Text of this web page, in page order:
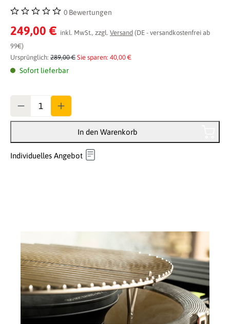
Durchschnittliche Bewertung von 0 von 5 Sternen
0 Bewertungen
249,00 € inkl. MwSt., zzgl. Versand (DE - versandkostenfrei ab
99€)
Ursprünglich: 289,00 € Sie sparen: 40,00 €
Sofort lieferbar
In den Warenkorb
Individuelles Angebot